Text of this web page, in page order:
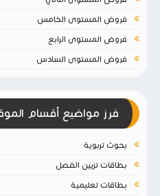
فروض المستوى الخامس
فروض المستوى الرابع
فروض المستوى السادس
فرز مواضيع أقسام
بحوث تربوية
بطاقات تزيين الفصل
بطاقات تعليمية